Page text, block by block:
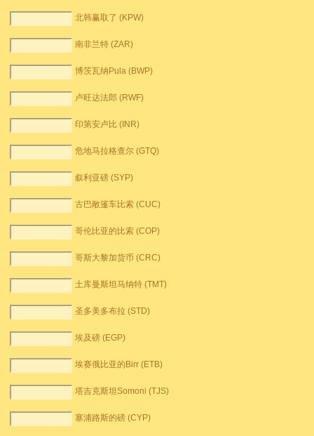
北韩赢取了 (KPW)
南非兰特 (ZAR)
博茨瓦纳Pula (BWP)
卢旺达法郎 (RWF)
印第安卢比 (INR)
危地马拉格查尔 (GTQ)
叙利亚磅 (SYP)
古巴敞篷车比索 (CUC)
哥伦比亚的比索 (COP)
哥斯大黎加货币 (CRC)
土库曼斯坦马纳特 (TMT)
圣多美多布拉 (STD)
埃及磅 (EGP)
埃赛俄比亚的Birr (ETB)
塔吉克斯坦Somoni (TJS)
塞浦路斯的磅 (CYP)